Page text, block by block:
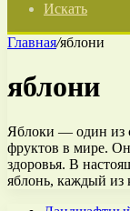
Искать
Главная/яблони
яблони
Яблоки — один из
фруктов в мире.
здоровья. В
яблонь, каждый